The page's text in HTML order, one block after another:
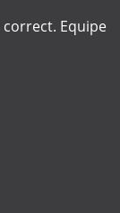
et soignée,
"